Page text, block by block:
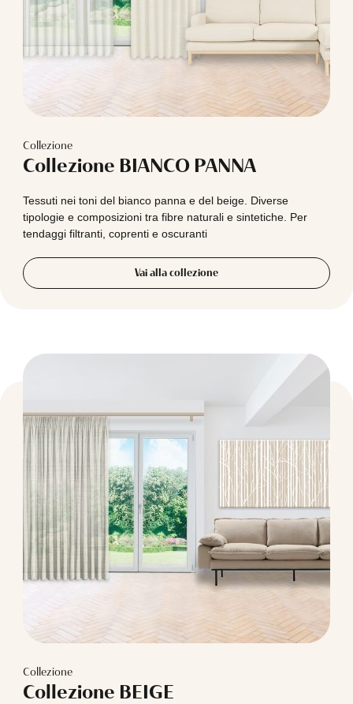
Collezione
Collezione BIANCO PANNA
Tessuti nei toni del bianco panna e del beige. Diverse
tipologie e composizioni tra fibre naturali e sintetiche. Per
tendaggi filtranti, coprenti e oscuranti
Vai alla collezione
Collezione
Collezione BEIGE